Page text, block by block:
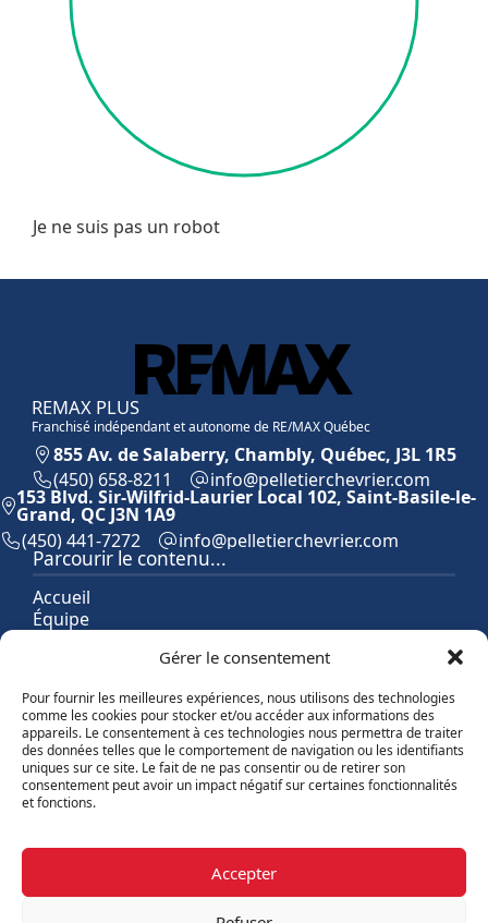
Gérer le consentement
Pour fournir les meilleures expériences, nous utilisons des technologies
comme les cookies pour stocker et/ou accéder aux informations des
appareils. Le consentement à ces technologies nous permettra de traiter
des données telles que le comportement de navigation ou les identifiants
uniques sur ce site. Le fait de ne pas consentir ou de retirer son
consentement peut avoir un impact négatif sur certaines fonctionnalités
et fonctions.
Accepter
Je ne suis pas un robot
REMAX PLUS
Franchisé indépendant et autonome de RE/MAX Québec
855 Av. de Salaberry, Chambly, Québec, J3L 1R5
(450) 658-8211
moc.reirvehcreitellep@ofni
153 Blvd. Sir-Wilfrid-Laurier Local 102, Saint-Basile-le-
Grand, QC J3N 1A9
(450) 441-7272
moc.reirvehcreitellep@ofni
Parcourir le contenu...
Accueil
Équipe
Contact
Témoignages
Blogue
Explorer les propriétés
Par régions
©Équipe Pelletier Chevrier, 2026